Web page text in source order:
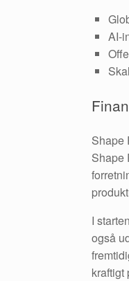
AI-
Shape
Shape
I
også
kraftigt